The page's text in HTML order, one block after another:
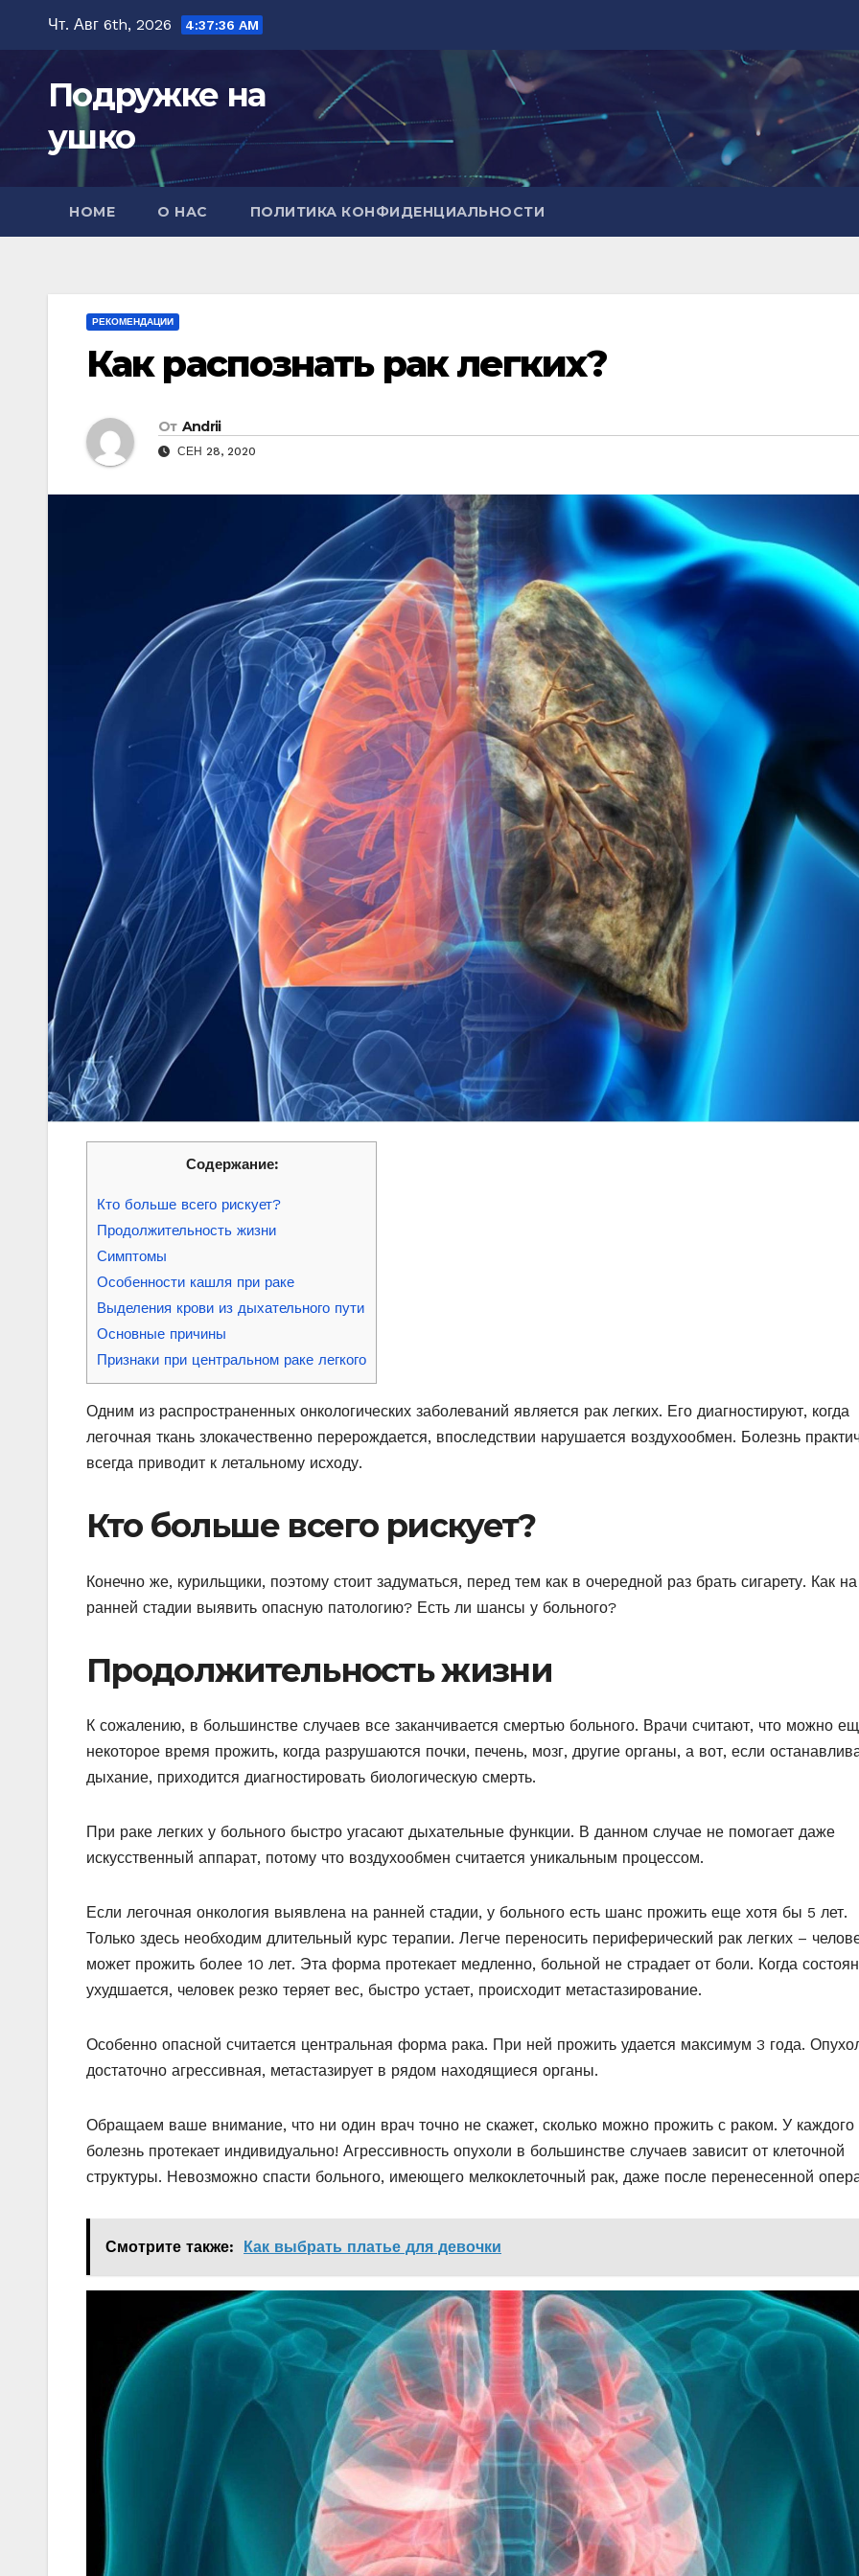
содержимому
Чт. Авг 6th, 2026 4:37:38 AM
Подружке на
ушко
HOME О НАС ПОЛИТИКА КОНФИДЕНЦИАЛЬНОСТИ
РЕКОМЕНДАЦИИ
Как распознать рак легких?
От Andrii
СЕН 28, 2020
Содержание:
Кто больше всего рискует?
Продолжительность жизни
Симптомы
Особенности кашля при раке
Выделения крови из дыхательного пути
Основные причины
Признаки при центральном раке легкого
Одним из распространенных онкологических заболеваний является рак легких. Его диагностируют, когда
легочная ткань злокачественно перерождается, впоследствии нарушается воздухообмен. Болезнь
всегда приводит к летальному исходу.
Кто больше всего рискует?
Конечно же, курильщики, поэтому стоит задуматься, перед тем как в очередной раз брать сигарету. Как на
ранней стадии выявить опасную патологию? Есть ли шансы у больного?
Продолжительность жизни
К сожалению, в большинстве случаев все заканчивается смертью больного. Врачи считают, что можно
некоторое время прожить, когда разрушаются почки, печень, мозг, другие органы, а вот, если
дыхание, приходится диагностировать биологическую смерть.
При раке легких у больного быстро угасают дыхательные функции. В данном случае не помогает даже
искусственный аппарат, потому что воздухообмен считается уникальным процессом.
Если легочная онкология выявлена на ранней стадии, у больного есть шанс прожить еще хотя бы 5 лет.
Только здесь необходим длительный курс терапии. Легче переносить периферический рак легких –
может прожить более 10 лет. Эта форма протекает медленно, больной не страдает от боли. Когда
ухудшается, человек резко теряет вес, быстро устает, происходит метастазирование.
Особенно опасной считается центральная форма рака. При ней прожить удается максимум 3 года.
достаточно агрессивная, метастазирует в рядом находящиеся органы.
Обращаем ваше внимание, что ни один врач точно не скажет, сколько можно прожить с раком. У каждого
болезнь протекает индивидуально! Агрессивность опухоли в большинстве случаев зависит от клеточной
структуры. Невозможно спасти больного, имеющего мелкоклеточный рак, даже после перенесенной
Смотрите также: Как выбрать платье для девочки